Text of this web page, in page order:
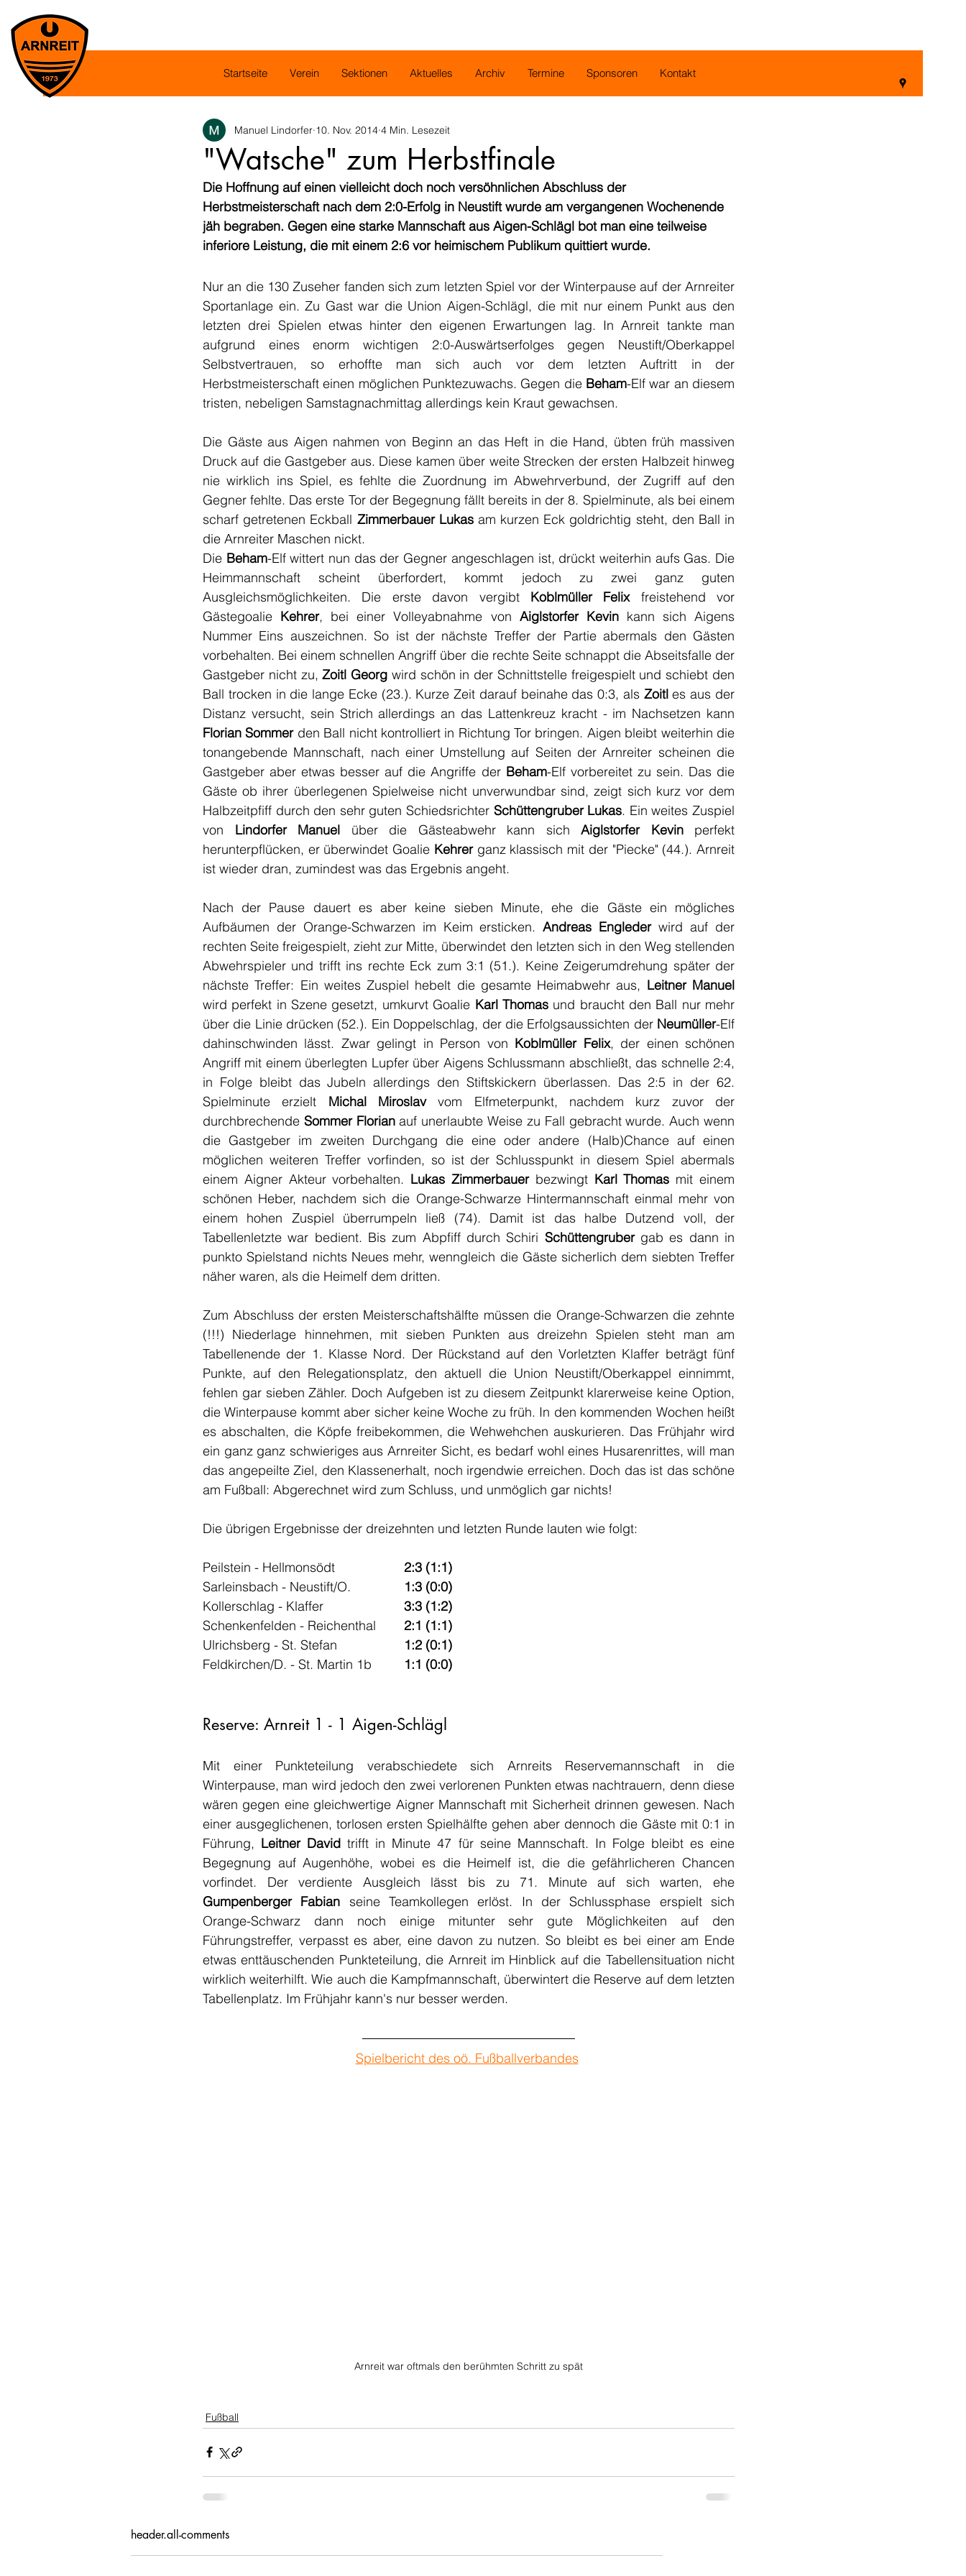
Startseite Verein Sektionen Aktuelles Archiv Termine Sponsoren Kontakt
"Watsche" zum Herbstfinale
Manuel Lindorfer 10. Nov. 2014 4 Min. Lesezeit
Die Hoffnung auf einen vielleicht doch noch versöhnlichen Abschluss der
Herbstmeisterschaft nach dem 2:0-Erfolg in Neustift wurde am vergangenen Wochenende
jäh begraben. Gegen eine starke Mannschaft aus Aigen-Schlägl bot man eine teilweise
inferiore Leistung, die mit einem 2:6 vor heimischem Publikum quittiert wurde.
Nur an die 130 Zuseher fanden sich zum letzten Spiel vor der Winterpause auf der Arnreiter
Sportanlage ein. Zu Gast war die Union Aigen-Schlägl, die mit nur einem Punkt aus den
letzten drei Spielen etwas hinter den eigenen Erwartungen lag. In Arnreit tankte man
aufgrund eines enorm wichtigen 2:0-Auswärtserfolges gegen Neustift/Oberkappel
Selbstvertrauen, so erhoffte man sich auch vor dem letzten Auftritt in der
Herbstmeisterschaft einen möglichen Punktezuwachs. Gegen die Beham-Elf war an diesem
tristen, nebeligen Samstagnachmittag allerdings kein Kraut gewachsen.
Die Gäste aus Aigen nahmen von Beginn an das Heft in die Hand, übten früh massiven
Druck auf die Gastgeber aus. Diese kamen über weite Strecken der ersten Halbzeit hinweg
nie wirklich ins Spiel, es fehlte die Zuordnung im Abwehrverbund, der Zugriff auf den
Gegner fehlte. Das erste Tor der Begegnung fällt bereits in der 8. Spielminute, als bei einem
scharf getretenen Eckball Zimmerbauer Lukas am kurzen Eck goldrichtig steht, den Ball in
die Arnreiter Maschen nickt.
Die Beham-Elf wittert nun das der Gegner angeschlagen ist, drückt weiterhin aufs Gas. Die
Heimmannschaft scheint überfordert, kommt jedoch zu zwei ganz guten
Ausgleichsmöglichkeiten. Die erste davon vergibt Koblmüller Felix freistehend vor
Gästegoalie Kehrer, bei einer Volleyabnahme von Aiglstorfer Kevin kann sich Aigens
Nummer Eins auszeichnen. So ist der nächste Treffer der Partie abermals den Gästen
vorbehalten. Bei einem schnellen Angriff über die rechte Seite schnappt die Abseitsfalle der
Gastgeber nicht zu, Zoitl Georg wird schön in der Schnittstelle freigespielt und schiebt den
Ball trocken in die lange Ecke (23.). Kurze Zeit darauf beinahe das 0:3, als Zoitl es aus der
Florian Sommer den Ball nicht kontrolliert in Richtung Tor bringen. Aigen bleibt weiterhin die
tonangebende Mannschaft, nach einer Umstellung auf Seiten der Arnreiter scheinen die
Gastgeber aber etwas besser auf die Angriffe der Beham-Elf vorbereitet zu sein. Das die
Gäste ob ihrer überlegenen Spielweise nicht unverwundbar sind, zeigt sich kurz vor dem
Halbzeitpfiff durch den sehr guten Schiedsrichter Schüttengruber Lukas. Ein weites Zuspiel
von Lindorfer Manuel über die Gästeabwehr kann sich Aiglstorfer Kevin perfekt
herunterpflücken, er überwindet Goalie Kehrer ganz klassisch mit der "Piecke" (44.). Arnreit
ist wieder dran, zumindest was das Ergebnis angeht.
Nach der Pause dauert es aber keine sieben Minute, ehe die Gäste ein mögliches
Aufbäumen der Orange-Schwarzen im Keim ersticken. Andreas Engleder wird auf der
rechten Seite freigespielt, zieht zur Mitte, überwindet den letzten sich in den Weg stellenden
Abwehrspieler und trifft ins rechte Eck zum 3:1 (51.). Keine Zeigerumdrehung später der
nächste Treffer: Ein weites Zuspiel hebelt die gesamte Heimabwehr aus, Leitner Manuel
wird perfekt in Szene gesetzt, umkurvt Goalie Karl Thomas und braucht den Ball nur mehr
über die Linie drücken (52.). Ein Doppelschlag, der die Erfolgsaussichten der Neumüller-Elf
dahinschwinden lässt. Zwar gelingt in Person von Koblmüller Felix, der einen schönen
Angriff mit einem überlegten Lupfer über Aigens Schlussmann abschließt, das schnelle 2:4,
in Folge bleibt das Jubeln allerdings den Stiftskickern überlassen. Das 2:5 in der 62.
Spielminute erzielt Michal Miroslav vom Elfmeterpunkt, nachdem kurz zuvor der
durchbrechende Sommer Florian auf unerlaubte Weise zu Fall gebracht wurde. Auch wenn
die Gastgeber im zweiten Durchgang die eine oder andere (Halb)Chance auf einen
möglichen weiteren Treffer vorfinden, so ist der Schlusspunkt in diesem Spiel abermals
einem Aigner Akteur vorbehalten. Lukas Zimmerbauer bezwingt Karl Thomas mit einem
schönen Heber, nachdem sich die Orange-Schwarze Hintermannschaft einmal mehr von
einem hohen Zuspiel überrumpeln ließ (74). Damit ist das halbe Dutzend voll, der
Tabellenletzte war bedient. Bis zum Abpfiff durch Schiri Schüttengruber gab es dann in
punkto Spielstand nichts Neues mehr, wenngleich die Gäste sicherlich dem siebten Treffer
näher waren, als die Heimelf dem dritten.
Zum Abschluss der ersten Meisterschaftshälfte müssen die Orange-Schwarzen die zehnte
(!!!) Niederlage hinnehmen, mit sieben Punkten aus dreizehn Spielen steht man am
Tabellenende der 1. Klasse Nord. Der Rückstand auf den Vorletzten Klaffer beträgt fünf
Punkte, auf den Relegationsplatz, den aktuell die Union Neustift/Oberkappel einnimmt,
fehlen gar sieben Zähler. Doch Aufgeben ist zu diesem Zeitpunkt klarerweise keine Option,
die Winterpause kommt aber sicher keine Woche zu früh. In den kommenden Wochen heißt
es abschalten, die Köpfe freibekommen, die Wehwehchen auskurieren. Das Frühjahr wird
ein ganz ganz schwieriges aus Arnreiter Sicht, es bedarf wohl eines Husarenrittes, will man
das angepeilte Ziel, den Klassenerhalt, noch irgendwie erreichen. Doch das ist das schöne
am Fußball: Abgerechnet wird zum Schluss, und unmöglich gar nichts!
Die übrigen Ergebnisse der dreizehnten und letzten Runde lauten wie folgt:
2:3 (1:1)
1:3 (0:0)
3:3 (1:2)
2:1 (1:1)
1:2 (0:1)
1:1 (0:0)
Reserve: Arnreit 1 - 1 Aigen-Schlägl
Mit einer Punkteteilung verabschiedete sich Arnreits Reservemannschaft in die
Winterpause, man wird jedoch den zwei verlorenen Punkten etwas nachtrauern, denn diese
wären gegen eine gleichwertige Aigner Mannschaft mit Sicherheit drinnen gewesen. Nach
einer ausgeglichenen, torlosen ersten Spielhälfte gehen aber dennoch die Gäste mit 0:1 in
Führung, Leitner David trifft in Minute 47 für seine Mannschaft. In Folge bleibt es eine
Begegnung auf Augenhöhe, wobei es die Heimelf ist, die die gefährlicheren Chancen
Gumpenberger Fabian seine Teamkollegen erlöst. In der Schlussphase erspielt sich
Orange-Schwarz dann noch einige mitunter sehr gute Möglichkeiten auf den
Führungstreffer, verpasst es aber, eine davon zu nutzen. So bleibt es bei einer am Ende
etwas enttäuschenden Punkteteilung, die Arnreit im Hinblick auf die Tabellensituation nicht
wirklich weiterhilft. Wie auch die Kampfmannschaft, überwintert die Reserve auf dem letzten
Tabellenplatz. Im Frühjahr kann's nur besser werden.
Spielbericht des oö. Fußballverbandes
Arnreit war oftmals den berühmten Schritt zu spät
Fußball
header.all-comments